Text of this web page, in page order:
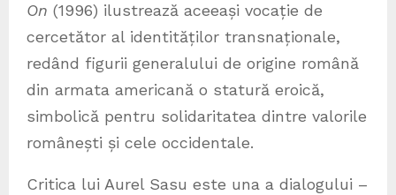
On (1996) ilustrează aceeași vocație de
cercetător al identităților transnaționale,
redând figurii generalului de origine română
din armata americană o statură eroică,
simbolică pentru solidaritatea dintre valorile
românești și cele occidentale.
Critica lui Aurel Sasu este una a dialogului –